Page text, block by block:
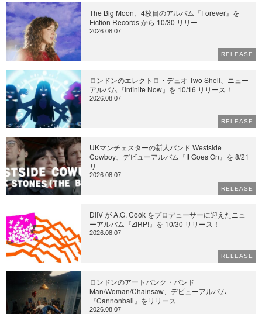
The Big Moon、4枚目のアルバム『Forever』を
Fiction Records から 10/30 リリー
2026.08.07
RELEASE
ロンドンのエレクトロ・デュオ Two Shell、ニュー
アルバム『Infinite Now』を 10/16 リリース！
2026.08.07
RELEASE
UKマンチェスターの新人バンド Westside
Cowboy、デビューアルバム『It Goes On』を 8/21
リ
2026.08.07
RELEASE
DIIV が A.G. Cook をプロデューサーに迎えたニュ
ーアルバム『ZIRP!』を 10/30 リリース！
2026.08.07
RELEASE
ロンドンのアートパンク・バンド
Man/Woman/Chainsaw、デビューアルバム
『Cannonball』をリリース
2026.08.07